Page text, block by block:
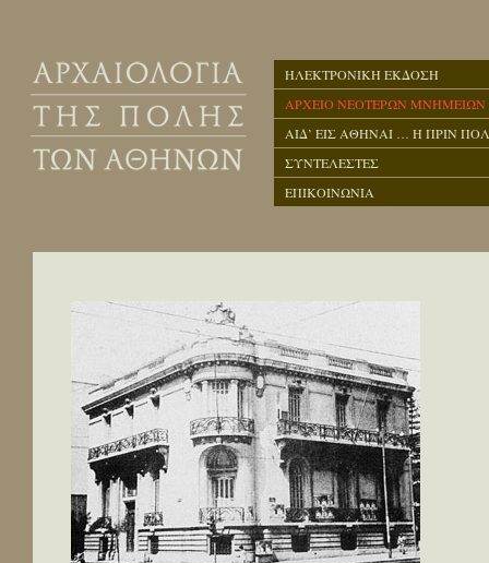
ΗΛΕΚΤΡΟΝΙΚΗ ΕΚΔΟΣΗ
ΑΡΧΕΙΟ ΝΕΟΤΕΡΩΝ ΜΝΗΜΕΙΩΝ
ΑΙΔ’ ΕΙΣ ΑΘΗΝΑΙ … Η ΠΡΙΝ
ΣΥΝΤΕΛΕΣΤΕΣ
ΕΠΙΚΟΙΝΩΝΙΑ